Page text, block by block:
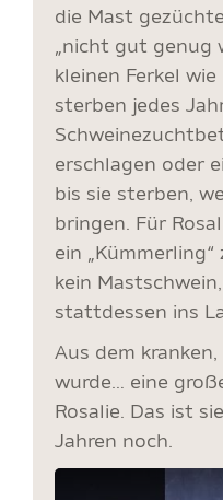
die Mast
„nicht gut genug
kleinen Ferkel
sterben jedes
erschlagen oder
bis sie sterben,
bringen. Für
ein
kein
stattdessen ins
Aus dem
wurde… eine
Rosalie. Das ist
Jahren noch.